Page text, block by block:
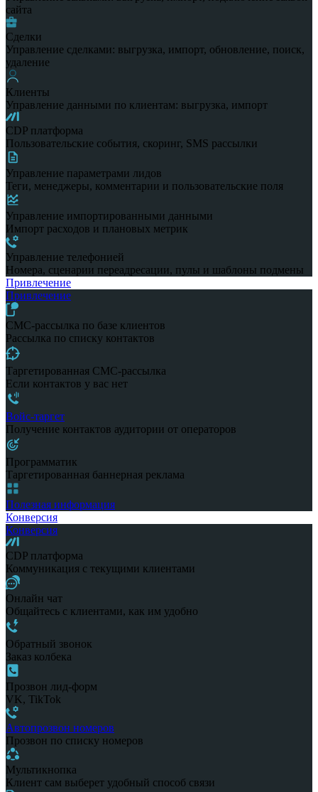
сайта
Сделки
Управление сделками: выгрузка, импорт, обновление, поиск,
удаление
Клиенты
Управление данными по клиентам: выгрузка, импорт
CDP платформа
Пользовательские события, скоринг, SMS рассылки
Управление параметрами лидов
Теги, менеджеры, комментарии и пользовательские поля
Управление импортированными данными
Импорт расходов и плановых метрик
Управление телефонией
Номера, сценарии переадресации, пулы и шаблоны подмены
Привлечение
Привлечение
СМС-рассылка по базе клиентов
Рассылка по списку контактов
Таргетированная СМС-рассылка
Если контактов у вас нет
Войс-таргет
Получение контактов аудитории от операторов
Программатик
Таргетированная баннерная реклама
Полезная информация
Конверсия
Конверсия
CDP платформа
Коммуникация с текущими клиентами
Онлайн чат
Общайтесь с клиентами, как им удобно
Обратный звонок
Заказ колбека
Прозвон лид-форм
VK, TikTok
Автопрозвон номеров
Прозвон по списку номеров
Мультикнопка
Клиент сам выберет удобный способ связи